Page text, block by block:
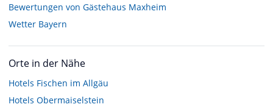
Bewertungen von Gästehaus Maxheim
Wetter Bayern
Orte in der Nähe
Hotels Fischen im Allgäu
Hotels Obermaiselstein